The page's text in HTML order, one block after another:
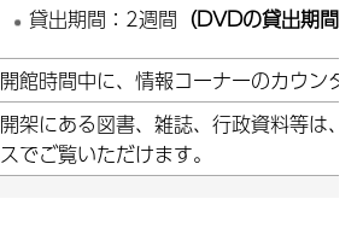
貸出期間：2週間 （DVDの貸出期間
開館時間中に、情報コーナーのカウンタ
開架にある図書、雑誌、行政資料等は、
スでご覧いただけます。